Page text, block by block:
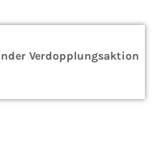
Verdopplungsaktion